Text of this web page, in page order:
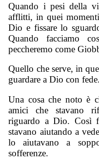
Quando i pesi della
afflitti, in quei
Dio e fissare lo
Quando facciamo
peccheremo come
Quello che serve, in
guardare a Dio con fede.
Una cosa che noto è
amici che stavano
riguardo a Dio. Così
stavano aiutando a
lo aiutavano a
sofferenze.